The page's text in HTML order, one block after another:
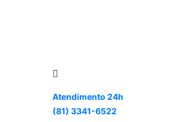
Atendimento 24h
(81) 3341-6522